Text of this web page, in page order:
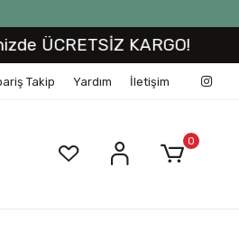
KARGO!
Takip Yardım İletişim
0